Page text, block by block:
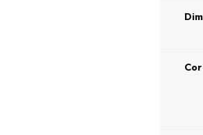
Cor